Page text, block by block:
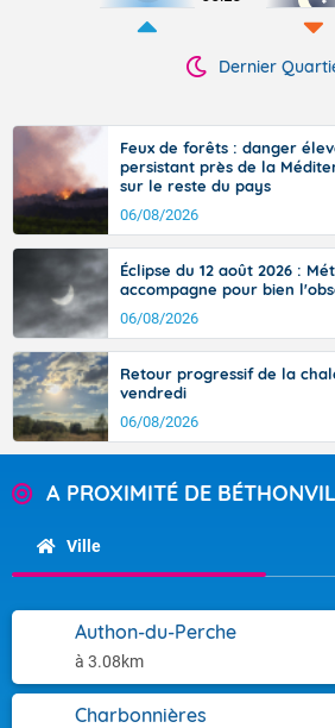
Dernier
Feux de forêts : danger
persistant près de la
sur le reste du pays
06/08/2026
Éclipse du 12 août 2026 :
accompagne pour bien
06/08/2026
Retour progressif de la
vendredi
06/08/2026
A PROXIMITÉ DE
Ville
Authon-du-Perche
à 3.08km
Charbonnières